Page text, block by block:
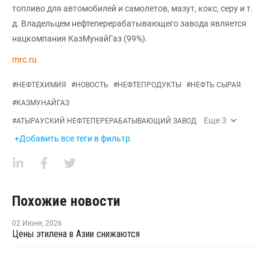
топливо для автомобилей и самолетов, мазут, кокс, серу и т.
д. Владельцем нефтеперерабатывающего завода является
нацкомпания КазМунайГаз (99%).
mrc.ru
#НЕФТЕХИМИЯ #НОВОСТЬ #НЕФТЕПРОДУКТЫ #НЕФТЬ СЫРАЯ
#КАЗМУНАЙГАЗ
#АТЫРАУСКИЙ НЕФТЕПЕРЕРАБАТЫВАЮЩИЙ ЗАВОД Еще3
+Добавить все теги в фильтр
Похожие новости
02 Июня, 2026
Цены этилена в Азии снижаются